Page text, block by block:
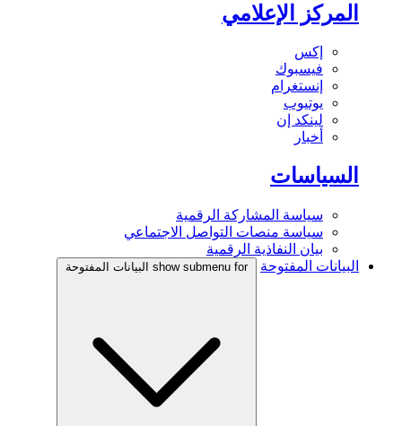
المركز الإعلامي
إكس
فيسبوك
إنستغرام
يوتيوب
لينكد إن
أخبار
السياسات
سياسة المشاركة الرقمية
سياسة منصات التواصل الاجتماعي
بيان النفاذية الرقمية
البيانات المفتوحة
show submenu for البيانات المفتوحة